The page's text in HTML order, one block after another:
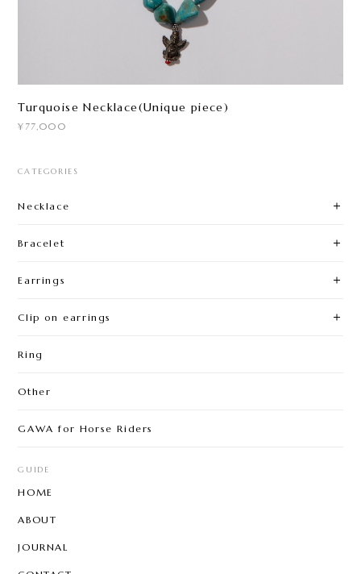
Turquoise Necklace(Unique piece)
¥77,000
CATEGORIES
Necklace
Bracelet
Earrings
Clip on earrings
Ring
Other
GAWA for Horse Riders
GUIDE
HOME
ABOUT
JOURNAL